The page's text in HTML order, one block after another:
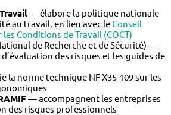
— élabore la politique nationale
au travail, en lien avec leConseil
Conditions de Travail (COCT)
de Recherche et de Sécurité) —
des risques et les guides de
la norme technique NF X35-109 sur les
— accompagnent les entreprises
des risques professionnels